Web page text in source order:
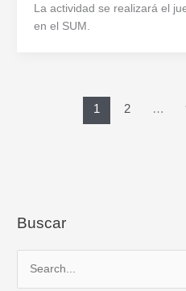
La actividad se realizará el
en el SUM.
1 2 …
Buscar